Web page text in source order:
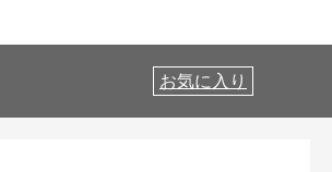
お気に入り